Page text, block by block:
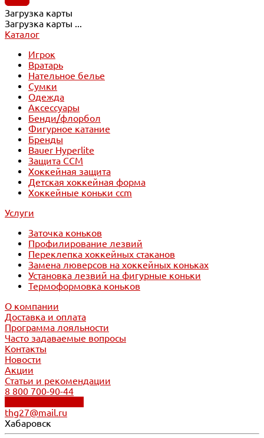
Загрузка карты
Загрузка карты ...
Каталог
Игрок
Вратарь
Нательное белье
Сумки
Одежда
Аксессуары
Бенди/флорбол
Фигурное катание
Бренды
Bauer Hyperlite
Защита CCM
Хоккейная защита
Детская хоккейная форма
Хоккейные коньки ccm
Услуги
Заточка коньков
Профилирование лезвий
Переклепка хоккейных стаканов
Замена люверсов на хоккейных коньках
Установка лезвий на фигурные коньки
Термоформовка коньков
О компании
Доставка и оплата
Программа лояльности
Часто задаваемые вопросы
Контакты
Новости
Акции
Статьи и рекомендации
8 800 700-90-44
thg27@mail.ru
Хабаровск